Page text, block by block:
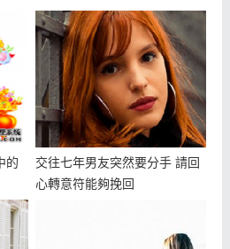
的
交往七年男友突然要分手 請回
心轉意符能夠挽回